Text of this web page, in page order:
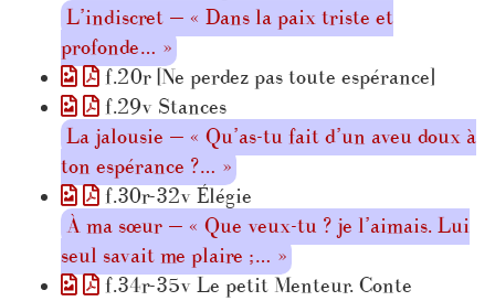
L’indiscret — « Dans la paix triste et
profonde… »
f.20r [Ne perdez pas toute espérance]
f.29v Stances
La jalousie — « Qu’as-tu fait d’un aveu doux à
ton espérance ?… »
f.30r-32v Élégie
À ma sœur — « Que veux-tu ? je l’aimais. Lui
seul savait me plaire ;… »
f.34r-35v Le petit Menteur. Conte